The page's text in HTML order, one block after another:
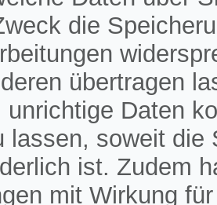
die
übertragen
unrichtige Daten
lassen, soweit
ist. Zudem
mit Wirkung